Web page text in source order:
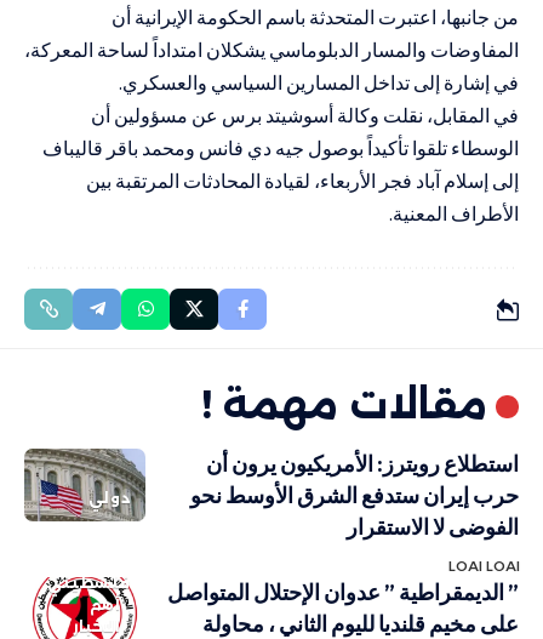
من جانبها، اعتبرت المتحدثة باسم الحكومة الإيرانية أن
المفاوضات والمسار الدبلوماسي يشكلان امتداداً لساحة المعركة،
في إشارة إلى تداخل المسارين السياسي والعسكري.
في المقابل، نقلت وكالة أسوشيتد برس عن مسؤولين أن
الوسطاء تلقوا تأكيداً بوصول جيه دي فانس ومحمد باقر قاليباف
إلى إسلام آباد فجر الأربعاء، لقيادة المحادثات المرتقبة بين
الأطراف المعنية.
مقالات مهمة !
دولي
استطلاع رويترز: الأمريكيون يرون أن
حرب إيران ستدفع الشرق الأوسط نحو
الفوضى لا الاستقرار
LOAI LOAI
فلسطيني
أهم
الاخبار
” الديمقراطية ” عدوان الإحتلال المتواصل
على مخيم قلنديا لليوم الثاني ، محاولة